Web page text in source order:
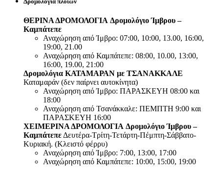
ΘΕΡΙΝΑ ΔΡΟΜΟΛΟΓΙΑ Δρομολόγιο Ίμβρου –
Καμπάτεπε
Αναχώρηση από Ίμβρο: 07:00, 10:00, 13.00, 16:00,
19:00, 21.00
Αναχώρηση από Καμπάτεπε: 08:00, 10.00, 13:00,
16:00, 19.00, 21:00
Δρομολόγια ΚΑΤΑΜΑΡΑΝ με ΤΣΑΝΑΚΚΑΛΕ
Καταμαράν (δεν παίρνει αυτοκίνητα)
Αναχώρηση από Ίμβρο: ΠΑΡΑΣΚΕΥΗ 08:00 και
18:00
Αναχώρηση από Τσανάκκαλε: ΠΕΜΠΤΗ 9:00 και
ΠΑΡΑΣΚΕΥΗ 16:00
ΧΕΙΜΕΡΙΝΑ ΔΡΟΜΟΛΟΓΙΑ Δρομολόγιο Ίμβρου –
Καμπάτεπε Δευτέρα-Τρίτη-Τετάρτη-Πέμπτη-Σάββατο-
Κυριακή. (Κλειστό φέρρυ)
Αναχώρηση από Ίμβρο: 7:00, 13:00, 17:00
Αναχώρηση από Καμπάτεπε: 10:00, 15:00, 19:00